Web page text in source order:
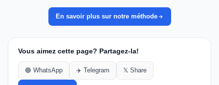
En savoir plus sur notre méthode
Vous aimez cette page? Partagez-la!
🟢 WhatsApp ✈️ Telegram 𝕏 Share